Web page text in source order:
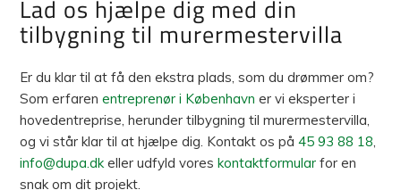
Lad os hjælpe dig med din
tilbygning til murermestervilla
Er du klar til at få den ekstra plads, som du drømmer om?
Som erfarenentreprenør i København er vi eksperter i
hovedentreprise, herunder tilbygning til murermestervilla,
og vi står klar til at hjælpe dig. Kontakt os på45 93 88 18,
info@dupa.dkeller udfyld voreskontaktformular for en
snak om dit projekt.